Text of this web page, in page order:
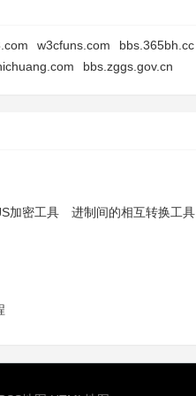
w3cfuns.com bbs.365bh.cc
bbs.zggs.gov.cn
加密工具 进制间的相互转换工具